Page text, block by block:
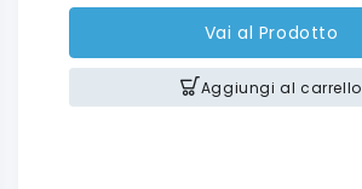
Vai al Prodotto
Aggiungi al carrello